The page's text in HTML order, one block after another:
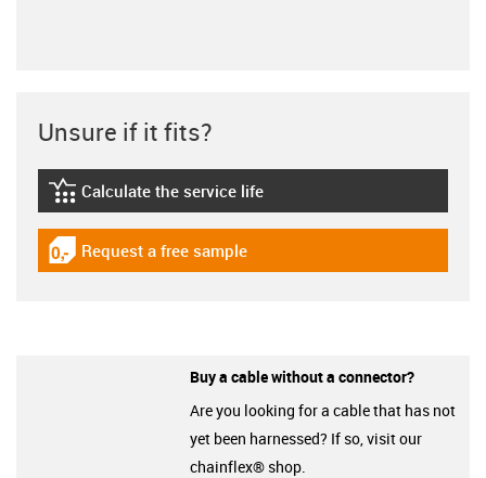
Unsure if it fits?
igus-icon-lebensdauerrechner
Calculate the service life
igus-icon-gratismuster
Request a free sample
Buy a cable without a connector?
Are you looking for a cable that has not
yet been harnessed? If so, visit our
chainflex® shop.